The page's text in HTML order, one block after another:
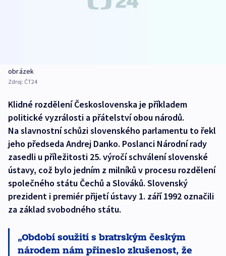
obrázek
Zdroj: ČT24
Klidné rozdělení Československa je příkladem
politické vyzrálosti a přátelství obou národů.
Na slavnostní schůzi slovenského parlamentu to řekl
jeho předseda Andrej Danko. Poslanci Národní rady
zasedli u příležitosti 25. výročí schválení slovenské
ústavy, což bylo jedním z milníků v procesu rozdělení
společného státu Čechů a Slováků. Slovenský
prezident i premiér přijetí ústavy 1. září 1992 označili
za základ svobodného státu.
Období soužití s bratrským českým
národem nám přineslo zkušenost, že